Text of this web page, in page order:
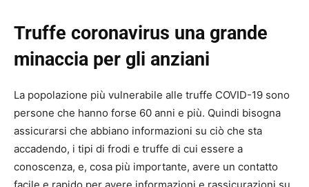
Truffe coronavirus una grande
minaccia per gli anziani
La popolazione più vulnerabile alle truffe COVID-19 sono
persone che hanno forse 60 anni e più. Quindi bisogna
assicurarsi che abbiano informazioni su ciò che sta
accadendo, i tipi di frodi e truffe di cui essere a
conoscenza, e, cosa più importante, avere un contatto